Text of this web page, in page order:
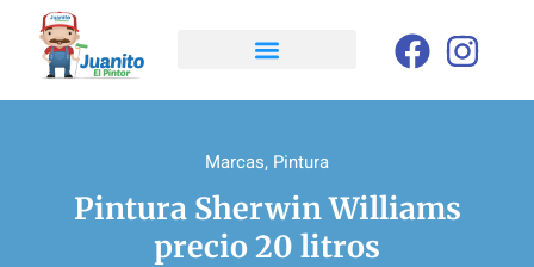
Marcas, Pintura
Pintura Sherwin Williams
precio 20 litros